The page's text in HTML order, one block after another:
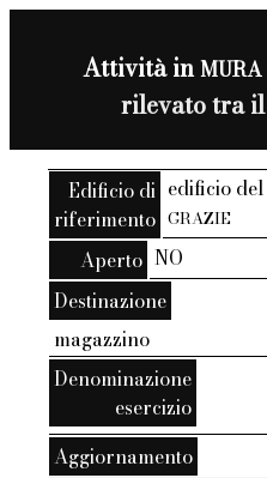
Attività inMURA
rilevato tra il
Edificio di
riferimento
edificio
GRAZIE
Aperto NO
Destinazione
magazzino
Denominazione
esercizio
Aggiornamento